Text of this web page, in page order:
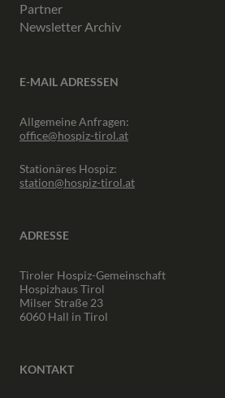
Partner
Newsletter Archiv
E-MAIL ADRESSEN
Allgemeine Anfragen:
office@hospiz-tirol.at
Stationäres Hospiz:
station@hospiz-tirol.at
ADRESSE
Tiroler Hospiz-Gemeinschaft
Hospizhaus Tirol
Milser Straße 23
6060 Hall in Tirol
KONTAKT